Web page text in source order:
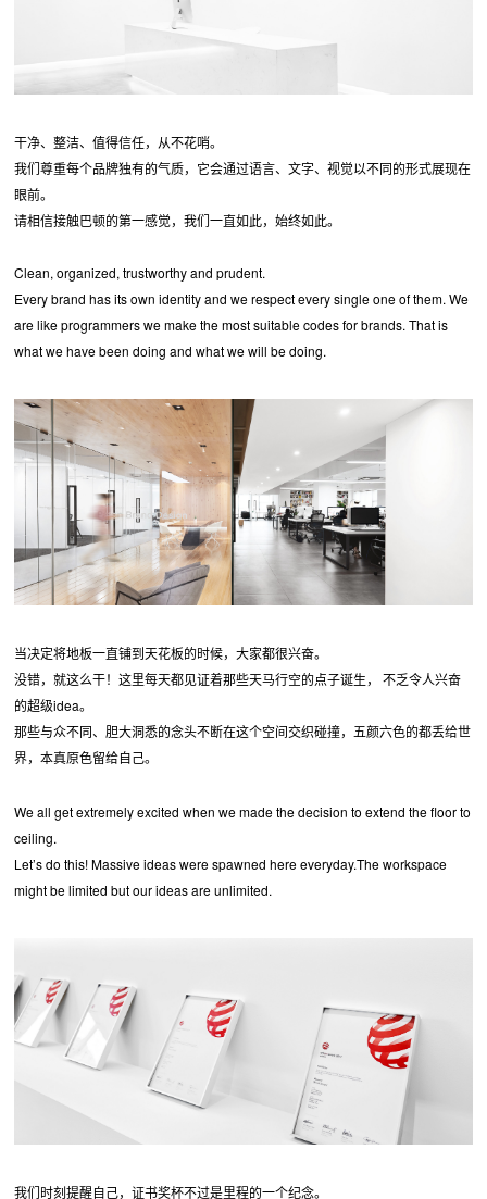
干净、整洁、值得信任，从不花哨。
我们尊重每个品牌独有的气质，它会通过语言、文字、视觉以不同的形式展现在
眼前。
请相信接触巴顿的第一感觉，我们一直如此，始终如此。
Clean, organized, trustworthy and prudent.
Every brand has its own identity and we respect every single one of them. We
are like programmers we make the most suitable codes for brands. That is
what we have been doing and what we will be doing.
当决定将地板一直铺到天花板的时候，大家都很兴奋。
没错，就这么干！这里每天都见证着那些天马行空的点子诞生， 不乏令人兴奋
的超级idea。
那些与众不同、胆大洞悉的念头不断在这个空间交织碰撞，五颜六色的都丢给世
界，本真原色留给自己。
We all get extremely excited when we made the decision to extend the floor to
ceiling.
Let’s do this! Massive ideas were spawned here everyday.The workspace
might be limited but our ideas are unlimited.
我们时刻提醒自己，证书奖杯不过是里程的一个纪念。